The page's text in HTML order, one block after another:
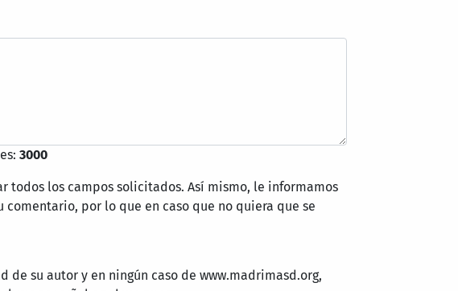
3000
todos los campos solicitados. Así mismo, le informamos
por lo que en caso que no quiera que se
su autor y en ningún caso de www.madrimasd.org,